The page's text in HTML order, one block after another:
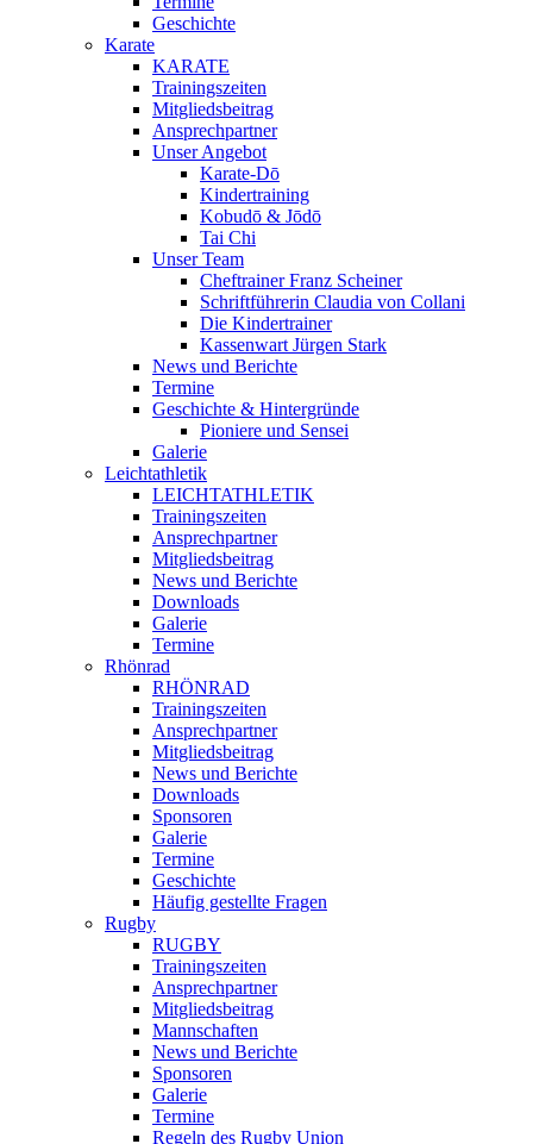
Geschichte
Karate
KARATE
Trainingszeiten
Mitgliedsbeitrag
Ansprechpartner
Unser Angebot
Karate-Dō
Kindertraining
Kobudō & Jōdō
Tai Chi
Unser Team
Cheftrainer Franz Scheiner
Schriftführerin Claudia von Collani
Die Kindertrainer
Kassenwart Jürgen Stark
News und Berichte
Termine
Geschichte & Hintergründe
Pioniere und Sensei
Galerie
Leichtathletik
LEICHTATHLETIK
Trainingszeiten
Ansprechpartner
Mitgliedsbeitrag
News und Berichte
Downloads
Galerie
Termine
Rhönrad
RHÖNRAD
Trainingszeiten
Ansprechpartner
Mitgliedsbeitrag
News und Berichte
Downloads
Sponsoren
Galerie
Termine
Geschichte
Häufig gestellte Fragen
Rugby
RUGBY
Trainingszeiten
Ansprechpartner
Mitgliedsbeitrag
Mannschaften
News und Berichte
Sponsoren
Galerie
Termine
Regeln des Rugby Union